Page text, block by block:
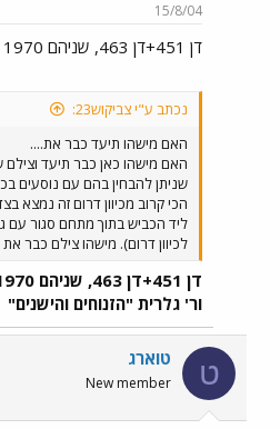
15/8/04
דן 451+דן 463, שניהם 1970
נכתב ע"י צביקוש23:
האם מישהו תיעד כבר את....
האם מישהו כאן כבר תיעד
שניתן להבחין בהם עם נוסעים
הכי קרוב מכיוון דרום זה נמצא
ליד הכביש בתוך מתחם סגור עם
לכיוון דרום). מישהו צילם כבר
דן 451+דן 463, שניהם 1970
ור' גלרית "הזנוחים והישנים"
ט טוארג
New member